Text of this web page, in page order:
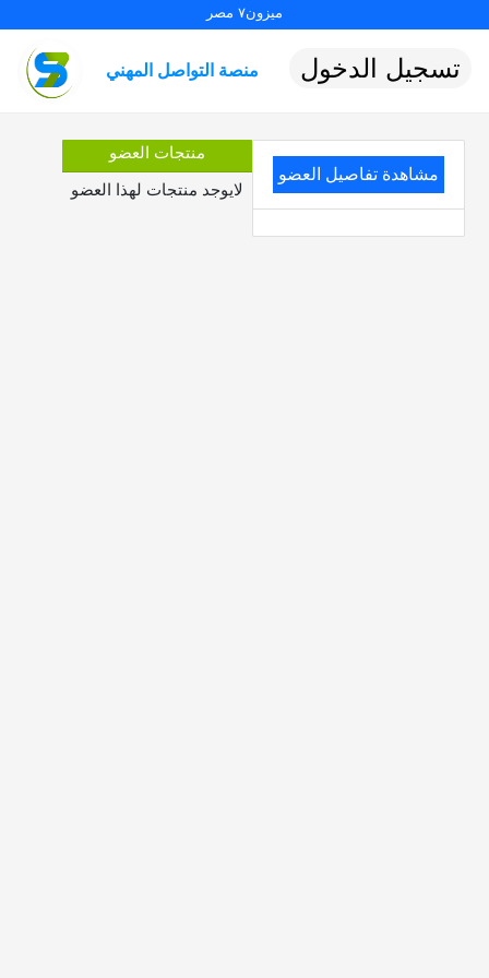
ميزون٧ مصر
منصة التواصل المهني تسجيل الدخول
مشاهدة تفاصيل العضو
منتجات العضو
لايوجد منتجات لهذا العضو